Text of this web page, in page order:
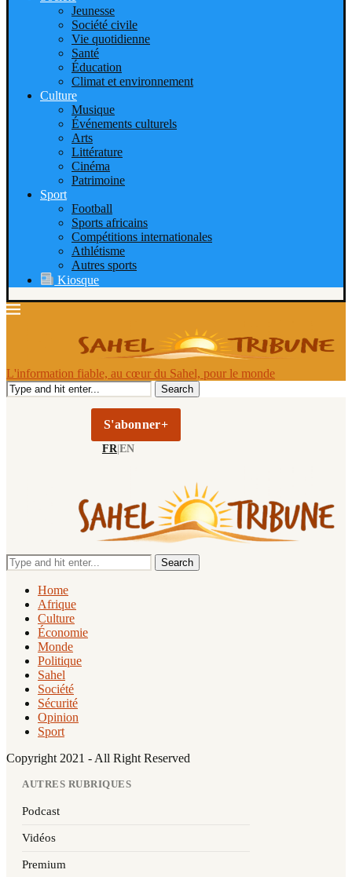
Jeunesse
Société civile
Vie quotidienne
Santé
Éducation
Climat et environnement
Culture
Musique
Événements culturels
Arts
Littérature
Cinéma
Patrimoine
Sport
Football
Sports africains
Compétitions internationales
Athlétisme
Autres sports
Kiosque
L'information fiable, au cœur du Sahel, pour le monde
Search
S'abonner+
FR EN
Search
Home
Afrique
Culture
Économie
Monde
Politique
Sahel
Société
Sécurité
Opinion
Sport
Copyright 2021 - All Right Reserved
AUTRES RUBRIQUES
Podcast
Vidéos
Premium